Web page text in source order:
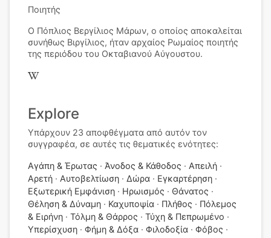
Ποιητής
Ο Πόπλιος Βεργίλιος Μάρων, ο οποίος αποκαλείται
συνήθως Βιργίλιος, ήταν αρχαίος Ρωμαίος ποιητής
της περιόδου του Οκταβιανού Αύγουστου.
Explore
Υπάρχουν 23 αποφθέγματα από αυτόν τον
συγγραφέα, σε αυτές τις θεματικές ενότητες:
Αγάπη & Έρωτας Άνοδος & Κάθοδος
Απειλή
Αρετή
Αυτοβελτίωση Δώρα
Εγκαρτέρηση
Εξωτερική Εμφάνιση
Ηρωισμός
Θάνατος
Θέληση & Δύναμη
Καχυποψία Πλήθος
Πόλεμος
& Ειρήνη
Τόλμη & Θάρρος
Τύχη & Πεπρωμένο
Υπερίσχυση
Φήμη & Δόξα Φιλοδοξία
Φόβος